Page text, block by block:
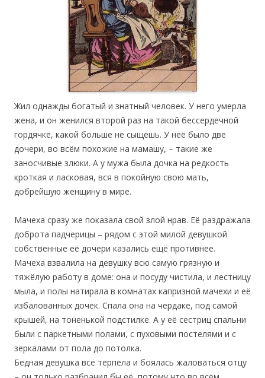
Жил однажды богатый и знатный человек. У него умерла
жена, и он женился второй раз на такой бессердечной
гордячке, какой больше не сыщешь. У неё было две
дочери, во всём похожие на мамашу, – такие же
заносчивые злюки. А у мужа была дочка на редкость
кроткая и ласковая, вся в покойную свою мать,
добрейшую женщину в мире.
Мачеха сразу же показала свой злой нрав. Её раздражала
доброта падчерицы – рядом с этой милой девушкой
собственные её дочери казались ещё противнее.
Мачеха взвалила на девушку всю самую грязную и
тяжёлую работу в доме: она и посуду чистила, и лестницу
мыла, и полы натирала в комнатах капризной мачехи и её
избалованных дочек. Спала она на чердаке, под самой
крышей, на тоненькой подстилке. А у её сестриц спальни
были с паркетными полами, с пуховыми постелями и с
зеркалами от пола до потолка.
Бедная девушка всё терпела и боялась жаловаться отцу